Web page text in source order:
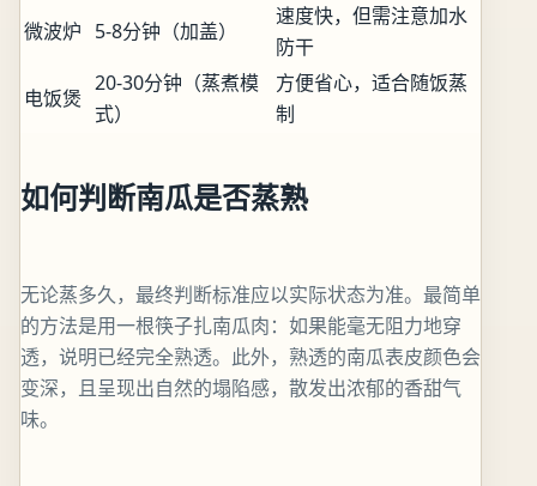
微波炉 5-8分钟（加盖）
速度快，但需注意加水
防干
电饭煲
20-30分钟（蒸煮模
式）
方便省心，适合随饭蒸
制
如何判断南瓜是否蒸熟
无论蒸多久，最终判断标准应以实际状态为准。最简单
的方法是用一根筷子扎南瓜肉：如果能毫无阻力地穿
透，说明已经完全熟透。此外，熟透的南瓜表皮颜色会
变深，且呈现出自然的塌陷感，散发出浓郁的香甜气
味。